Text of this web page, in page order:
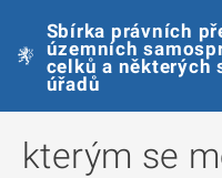
Sbírka právních
územních
celků a některých
úřadů
kterým se